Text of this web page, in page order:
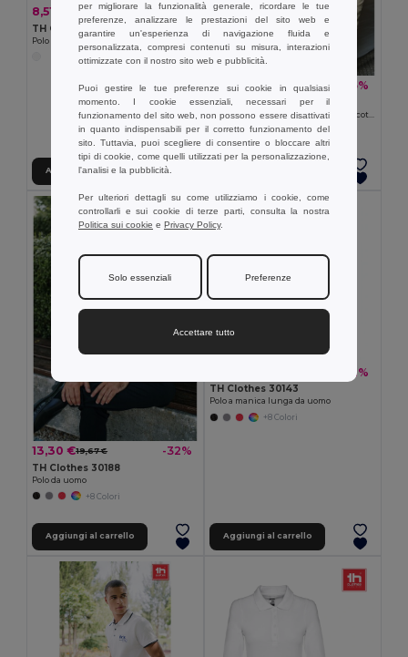
8,51 € 11,39 € -25%
TH Clothes 30134
Aggiungi al carrello
12,35 €19,08 € -35%
TH Clothes 30141
+8 Colori
13,30 €19,67 € -32%
TH Clothes 30188
Polo da uomo
+8 Colori
Aggiungi al carrello
-32%
TH Clothes 30143
Polo a manica lunga da uomo
+8 Colori
Aggiungi al carrello
per migliorare la funzionalità generale, ricordare le tue
preferenze, analizzare le prestazioni del sito web e
garantire un'esperienza di navigazione fluida e
personalizzata, compresi contenuti su misura, interazioni
ottimizzate con il nostro sito web e pubblicità.
Puoi gestire le tue preferenze sui cookie in qualsiasi
momento. I cookie essenziali, necessari per il
funzionamento del sito web, non possono essere disattivati
in quanto indispensabili per il corretto funzionamento del
sito. Tuttavia, puoi scegliere di consentire o bloccare altri
tipi di cookie, come quelli utilizzati per la personalizzazione,
l'analisi e la pubblicità.
Per ulteriori dettagli su come utilizziamo i cookie, come
controllarli e sui cookie di terze parti, consulta la nostra
Politica sui cookie e Privacy Policy.
Solo essenziali Preferenze
Accettare tutto